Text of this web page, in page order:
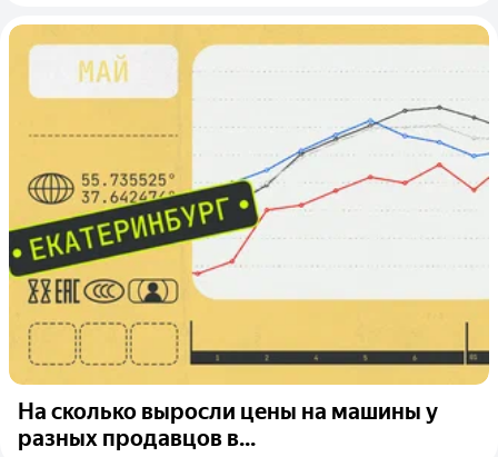
На сколько выросли цены на машины у
разных продавцов в...